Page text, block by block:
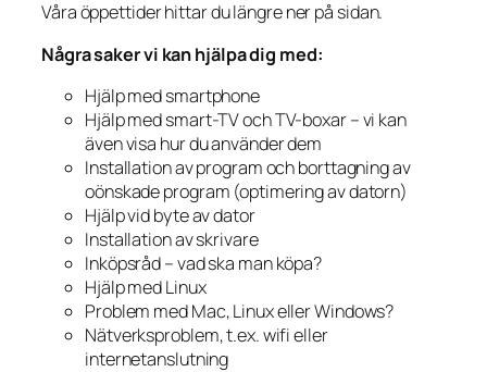
Våra öppettider hittar du längre ner på sidan.
Några saker vi kan hjälpa dig med:
Hjälp med smartphone
Hjälp med smart-TV och TV-boxar – vi kan
även visa hur du använder dem
Installation av program och borttagning av
oönskade program (optimering av datorn)
Hjälp vid byte av dator
Installation av skrivare
Inköpsråd – vad ska man köpa?
Hjälp med Linux
Problem med Mac, Linux eller Windows?
Nätverksproblem, t.ex. wifi eller
internetanslutning